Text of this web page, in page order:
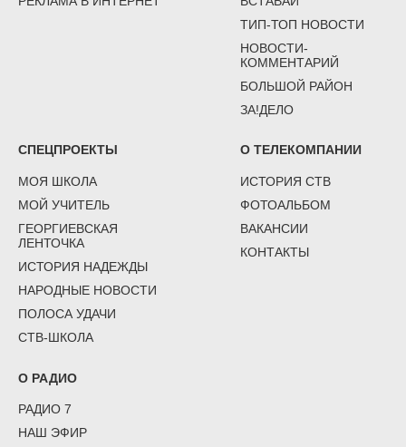
ТИП-ТОП НОВОСТИ
НОВОСТИ-
КОММЕНТАРИЙ
БОЛЬШОЙ РАЙОН
ЗА!ДЕЛО
СПЕЦПРОЕКТЫ
МОЯ ШКОЛА
МОЙ УЧИТЕЛЬ
ГЕОРГИЕВСКАЯ
ЛЕНТОЧКА
ИСТОРИЯ НАДЕЖДЫ
НАРОДНЫЕ НОВОСТИ
ПОЛОСА УДАЧИ
СТВ-ШКОЛА
О ТЕЛЕКОМПАНИИ
ИСТОРИЯ СТВ
ФОТОАЛЬБОМ
ВАКАНСИИ
КОНТАКТЫ
О РАДИО
РАДИО 7
НАШ ЭФИР